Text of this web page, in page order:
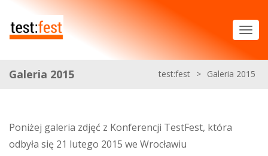
Galeria 2015 test:fest > Galeria 2015
Poniżej galeria zdjęć z Konferencji TestFest, która
odbyła się 21 lutego 2015 we Wrocławiu